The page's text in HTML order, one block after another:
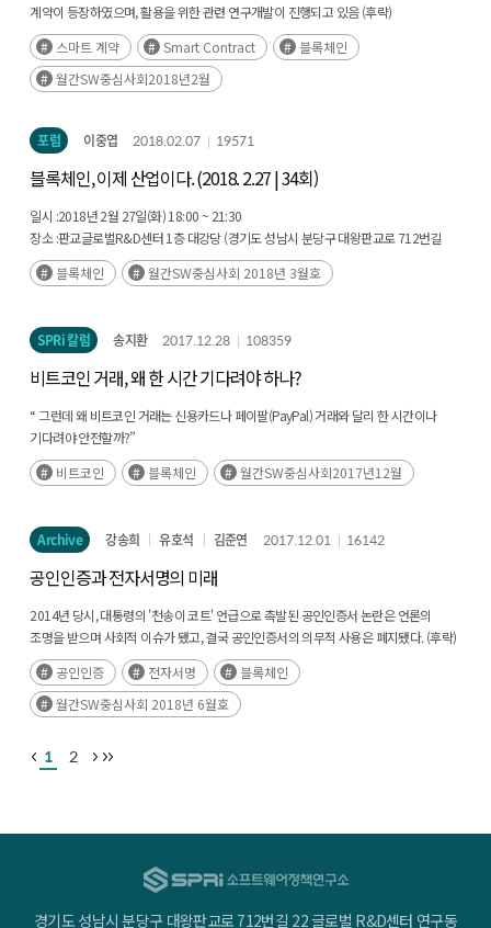
계약이 등장하였으며, 활용을 위한 관련 연구개발이 진행되고 있음 (후략)
스마트 계약
Smart Contract
블록체인
월간SW중심사회2018년2월
포럼 이중엽 2018.02.07 19571
블록체인, 이제 산업이다. (2018. 2.27 | 34회)
일시 :2018년 2월 27일(화) 18:00 ~ 21:30
장소 :판교글로벌R&D센터 1층 대강당 (경기도 성남시 분당구 대왕판교로 712번길
22)
블록체인 월간SW중심사회 2018년 3월호
SPRi 칼럼 송지환 2017.12.28 108359
비트코인 거래, 왜 한 시간 기다려야 하나?
“ 그런데 왜 비트코인 거래는 신용카드나 페이팔(PayPal) 거래와 달리 한 시간이나
기다려야 안전할까?”
비트코인
블록체인 월간SW중심사회2017년12월
Archive 강송희 유호석 김준연 2017.12.01 16142
공인인증과 전자서명의 미래
2014년 당시, 대통령의 '천송이 코트' 언급으로 촉발된 공인인증서 논란은 언론의
조명을 받으며 사회적 이슈가 됐고, 결국 공인인증서의 의무적 사용은 폐지됐다. (후략)
공인인증
전자서명
블록체인
월간SW중심사회 2018년 6월호
1 2
경기도 성남시 분당구 대왕판교로 712번길 22 글로벌 R&D센터 연구동